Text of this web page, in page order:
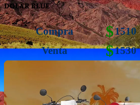
DOLAR BLUE
Compra $1510
Venta
$1530